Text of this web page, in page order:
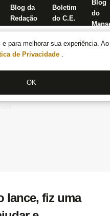
para melhorar sua experiência.
de Privacidade .
OK
Blog da
Redação
Boletim
do C.E.
Blog
do
lance, fiz uma